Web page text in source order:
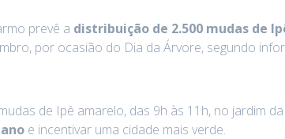
prevê a distribuição de 2.500 mudas de
por ocasião do Dia da Árvore, segundo
de Ipê amarelo, das 9h às 11h, no jardim
e incentivar uma cidade mais verde.